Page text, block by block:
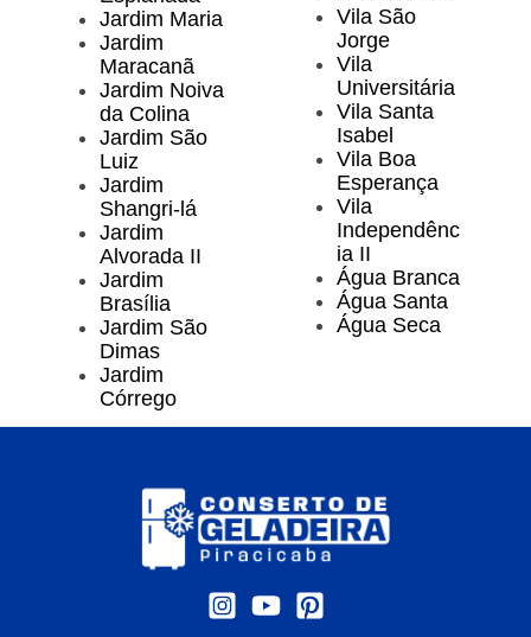
Jardim Maria
Jardim
Maracanã
Jardim Noiva
da Colina
Jardim São
Luiz
Jardim
Shangri-lá
Jardim
Alvorada II
Jardim
Brasília
Jardim São
Dimas
Jardim
Córrego
Vila São
Jorge
Vila
Universitária
Vila Santa
Isabel
Vila Boa
Esperança
Vila
Independênc
ia II
Água Branca
Água Santa
Água Seca